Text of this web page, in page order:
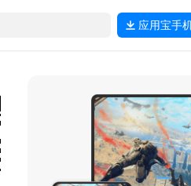
应用宝手